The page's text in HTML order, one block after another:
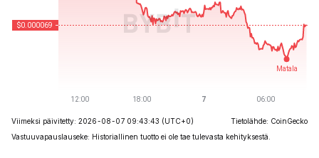
Viimeksi päivitetty: 2026-08-07 09:43:43 (UTC+0)
Tietolähde: CoinGecko
Vastuuvapauslauseke: Historiallinen tuotto ei ole tae tulevasta kehityksestä.